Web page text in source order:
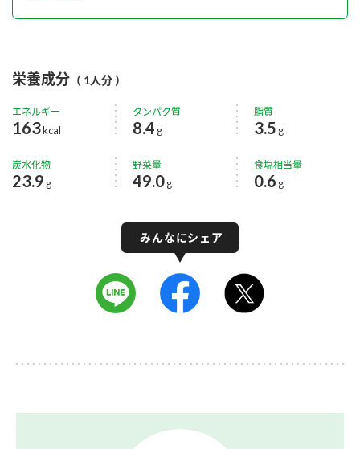
栄養成分 （ 1人分 ）
エネルギー
163kcal
タンパク質
8.4 g
脂質
3.5 g
炭水化物
23.9 g
野菜量
49.0g
食塩相当量
0.6 g